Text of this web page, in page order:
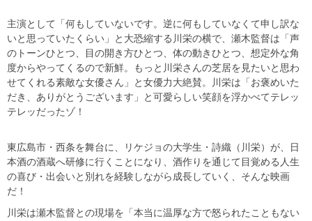
主演として「何もしていないです。逆に何もしていなくて申し訳な
いと思っていたくらい」と大恐縮する川栄の横で、瀬木監督は「声
のトーンひとつ、目の開き方ひとつ、体の動きひとつ、想定外な角
度からやってくるので新鮮。もっと川栄さんの芝居を見たいと思わ
せてくれる素敵な女優さん」と女優力大絶賛。川栄は「お褒めいた
だき、ありがとうございます」と可愛らしい笑顔を浮かべてテレッ
テレッだったゾ！
東広島市・西条を舞台に、リケジョの大学生・詩織（川栄）が、日
本酒の酒蔵へ研修に行くことになり、酒作りを通じて目覚める人生
の喜び・出会いと別れを経験しながら成長していく、そんな映画
だ！
川栄は瀬木監督との現場を「本当に温厚な方で怒られたこともない